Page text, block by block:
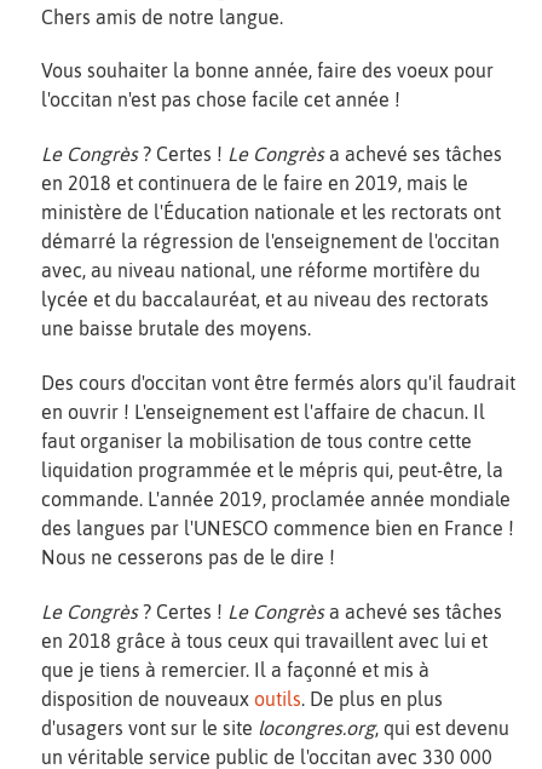
Chers amis de notre langue.
Vous souhaiter la bonne année, faire des voeux pour
l'occitan n'est pas chose facile cet année !
Le Congrès? Certes ! Le Congrèsa achevé ses tâches
en 2018 et continuera de le faire en 2019, mais le
ministère de l'Éducation nationale et les rectorats ont
démarré la régression de l'enseignement de l'occitan
avec, au niveau national, une réforme mortifère du
lycée et du baccalauréat, et au niveau des rectorats
une baisse brutale des moyens.
Des cours d'occitan vont être fermés alors qu'il faudrait
en ouvrir ! L'enseignement est l'affaire de chacun. Il
faut organiser la mobilisation de tous contre cette
liquidation programmée et le mépris qui, peut-être, la
commande. L'année 2019, proclamée année mondiale
des langues par l'UNESCO commence bien en France !
Nous ne cesserons pas de le dire !
Le Congrès? Certes ! Le Congrèsa achevé ses tâches
en 2018 grâce à tous ceux qui travaillent avec lui et
que je tiens à remercier. Il a façonné et mis à
disposition de nouveaux outils. De plus en plus
d'usagers vont sur le site locongres.org, qui est devenu
un véritable service public de l'occitan avec 330 000